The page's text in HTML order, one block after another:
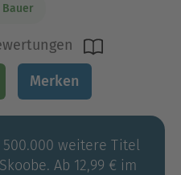
Bauer
Merken
weitere Titel
Ab 12,99 € im